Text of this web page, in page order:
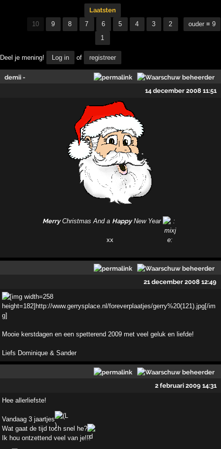
Laatsten
10
9 8 7 6 5 4 3
2
1
ouder ≡ 9
Deel je mening! Log in of registreer
demii -
14 december 2008 11:51
MerryChristmas And a HappyNew Year
xx
21 december 2008 12:49
Mooie kerstdagen en een spetterend 2009 met veel geluk en liefde!
Liefs Dominique & Sander
2 februari 2009 14:31
Hee allerliefste!
Vandaag 3 jaartjes
Wat gaat de tijd toch snel he?
Ik hou ontzettend veel van je!!!